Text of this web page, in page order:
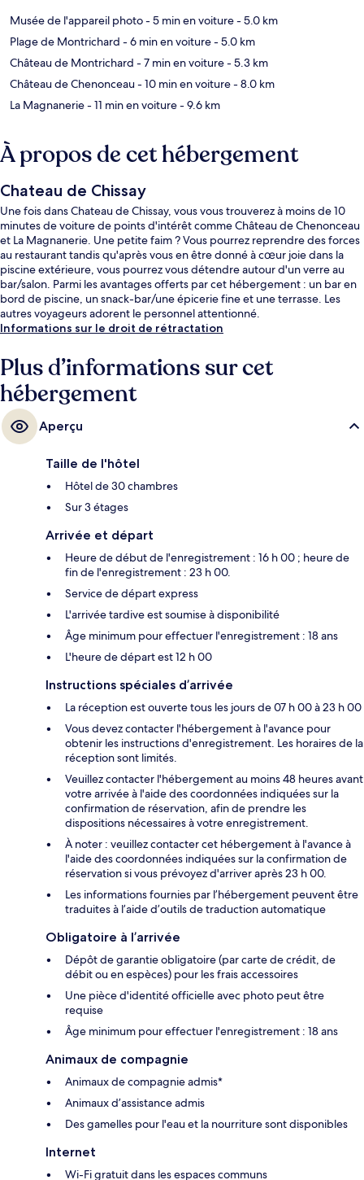
Musée de l'appareil photo- 5 min en voiture- 5.0 km
Plage de Montrichard - 6 min en voiture- 5.0 km
Château de Montrichard - 7 min en voiture- 5.3 km
Château de Chenonceau- 10 min en voiture- 8.0 km
La Magnanerie- 11 min en voiture- 9.6 km
À propos de cet hébergement
Chateau de Chissay
Une fois dans Chateau de Chissay, vous vous trouverez à moins de 10
minutes de voiture de points d'intérêt comme Château de Chenonceau
et La Magnanerie. Une petite faim ? Vous pourrez reprendre des forces
au restaurant tandis qu'après vous en être donné à cœur joie dans la
piscine extérieure, vous pourrez vous détendre autour d'un verre au
bar/salon. Parmi les avantages offerts par cet hébergement : un bar en
bord de piscine, un snack-bar/une épicerie fine et une terrasse. Les
autres voyageurs adorent le personnel attentionné.
Informations sur le droit de rétractation
Plus d’informations sur cet
hébergement
Aperçu
Taille de l'hôtel
Hôtel de 30 chambres
Sur 3 étages
Arrivée et départ
Heure de début de l'enregistrement : 16 h 00 ; heure de
fin de l'enregistrement : 23 h 00.
Service de départ express
L'arrivée tardive est soumise à disponibilité
Âge minimum pour effectuer l'enregistrement : 18 ans
L'heure de départ est 12 h 00
Instructions spéciales d’arrivée
La réception est ouverte tous les jours de 07 h 00 à 23 h 00
Vous devez contacter l'hébergement à l'avance pour
obtenir les instructions d'enregistrement. Les horaires de la
réception sont limités.
Veuillez contacter l'hébergement au moins 48 heures avant
votre arrivée à l'aide des coordonnées indiquées sur la
confirmation de réservation, afin de prendre les
dispositions nécessaires à votre enregistrement.
À noter : veuillez contacter cet hébergement à l'avance à
l'aide des coordonnées indiquées sur la confirmation de
réservation si vous prévoyez d'arriver après 23 h 00.
Les informations fournies par l’hébergement peuvent être
traduites à l’aide d’outils de traduction automatique
Obligatoire à l’arrivée
Dépôt de garantie obligatoire (par carte de crédit, de
débit ou en espèces) pour les frais accessoires
Une pièce d'identité officielle avec photo peut être
requise
Âge minimum pour effectuer l'enregistrement : 18 ans
Animaux de compagnie
Animaux de compagnie admis*
Animaux d’assistance admis
Des gamelles pour l'eau et la nourriture sont disponibles
Internet
Wi-Fi gratuit dans les espaces communs